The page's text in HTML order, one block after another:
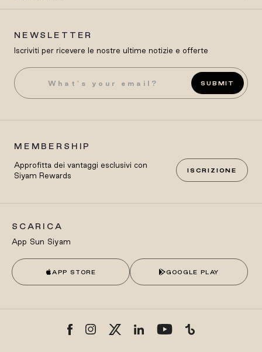
NEWSLETTER
Iscriviti per ricevere le nostre ultime notizie e offerte
SUBMIT
MEMBERSHIP
Approfitta dei vantaggi esclusivi con
Siyam Rewards
ISCRIZIONE
SCARICA
App Sun Siyam
APP STORE GOOGLE PLAY